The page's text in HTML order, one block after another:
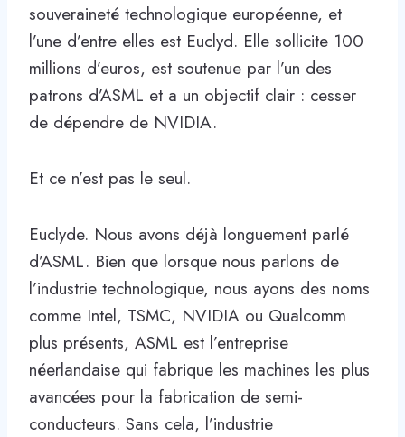
souveraineté technologique européenne, et
l’une d’entre elles est Euclyd. Elle sollicite 100
millions d’euros, est soutenue par l’un des
patrons d’ASML et a un objectif clair : cesser
de dépendre de NVIDIA.
Et ce n’est pas le seul.
Euclyde. Nous avons déjà longuement parlé
d’ASML. Bien que lorsque nous parlons de
l’industrie technologique, nous ayons des noms
comme Intel, TSMC, NVIDIA ou Qualcomm
plus présents, ASML est l’entreprise
néerlandaise qui fabrique les machines les plus
avancées pour la fabrication de semi-
conducteurs. Sans cela, l’industrie